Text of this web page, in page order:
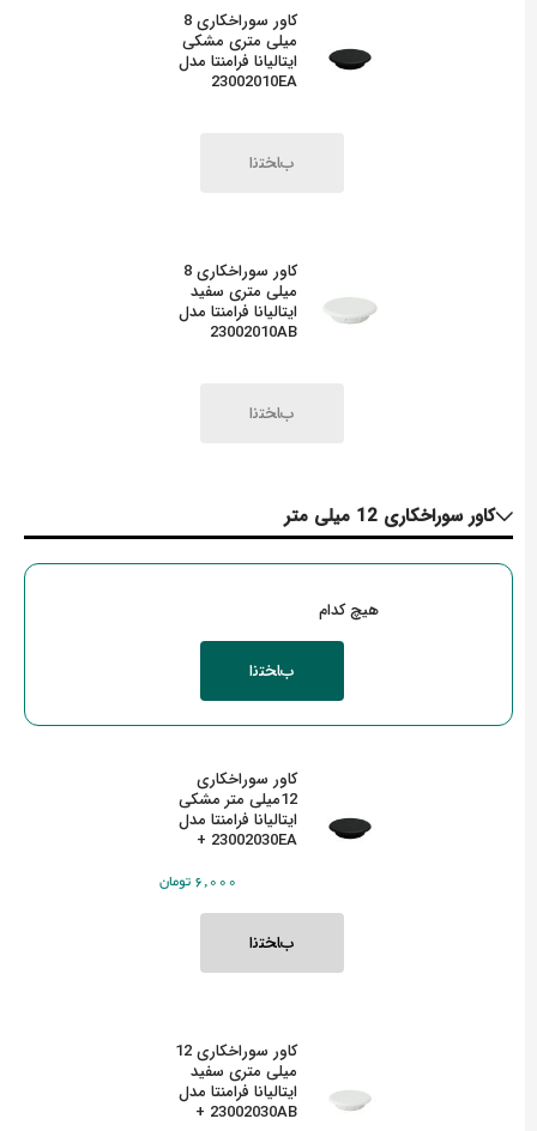
کاور سوراخکاری 8
میلی متری مشکی
ایتالیانا فرامنتا مدل
23002010EA
کاور سوراخکاری 8
میلی متری سفید
ایتالیانا فرامنتا مدل
23002010AB
کاور سوراخکاری 12 میلی متر
هیچ کدام
کاور سوراخکاری
12میلی متر مشکی
ایتالیانا فرامنتا مدل
23002030EA +
‎6,000 تومان
کاور سوراخکاری 12
میلی متری سفید
ایتالیانا فرامنتا مدل
23002030AB +